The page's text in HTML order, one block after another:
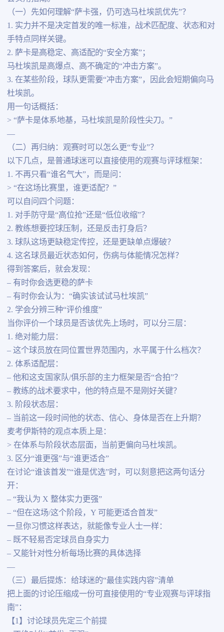
（一）先如何理解“萨卡强，仍可选马杜埃凯优先”？
1. 实力并不是决定首发的唯一标准，战术匹配度、状态和对
手特点同样关键。
2. 萨卡是高稳定、高适配的“安全方案”；
马杜埃凯是高爆点、高不确定的“冲击方案”。
3. 在某些阶段，球队更需要“冲击方案”，因此会短期偏向马
杜埃凯。
用一句话概括：
> “萨卡是体系地基，马杜埃凯是阶段性尖刀。”
—
（二）再归纳：观赛时可以怎么更“专业”？
以下几点，是普通球迷可以直接使用的观赛与评球框架：
1. 不再只看“谁名气大”，而是问：
> “在这场比赛里，谁更适配？”
可以自问四个问题：
1. 对手防守是“高位抢”还是“低位收缩”？
2. 教练想要控球压制，还是反击打身后？
3. 球队这场更缺稳定传控，还是更缺单点爆破？
4. 这名球员最近状态如何，伤病与体能情况怎样？
得到答案后，就会发现：
– 有时你会选更稳的萨卡
– 有时你会认为：“确实该试试马杜埃凯”
2. 学会分辨三种“评价维度”
当你评价一个球员是否该优先上场时，可以分三层：
1. 绝对能力层：
– 这个球员放在同位置世界范围内，水平属于什么档次？
2. 体系适配层：
– 他和这支国家队/俱乐部的主力框架是否“合拍”？
– 教练的战术要求中，他的特点是不是刚好关键？
3. 阶段状态层：
– 当前这一段时间他的状态、信心、身体是否在上升期？
麦考伊斯特的观点本质上是：
> 在体系与阶段状态层面，当前更偏向马杜埃凯。
3. 区分“谁更强”与“谁更适合”
在讨论“谁该首发”“谁是优选”时，可以刻意把这两句话分
开：
– “我认为 X 整体实力更强”
– “但在这场/这个阶段，Y 可能更适合首发”
一旦你习惯这样表达，就能像专业人士一样：
– 既不轻易否定球员自身实力
– 又能针对性分析每场比赛的具体选择
—
（三）最后提炼：给球迷的“最佳实践内容”清单
把上面的讨论压缩成一份可直接使用的“专业观赛与评球指
南”：
【1】讨论球员先定三个前提